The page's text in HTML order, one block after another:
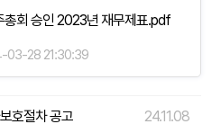
회 승인 2023년 재무제표.pdf
03-28 21:30:39
호절차 공고 24.11.08